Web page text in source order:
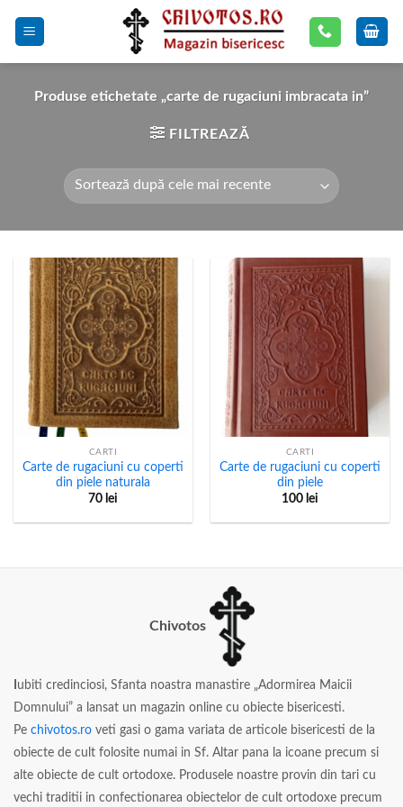
Produse etichetate „carte de rugaciuni imbracata in”
FILTREAZĂ
CARTI
Carte de rugaciuni cu coperti
din piele naturala
70 lei
CARTI
Carte de rugaciuni cu coperti
din piele
100 lei
Chivotos
ubiti credinciosi, Sfanta noastra manastire „Adormirea Maicii
Domnului” a lansat un magazin online cu obiecte bisericesti.
Pe chivotos.ro veti gasi o gama variata de articole bisericesti de la
obiecte de cult folosite numai in Sf. Altar pana la icoane precum si
alte obiecte de cult ortodoxe. Produsele noastre provin din tari cu
vechi traditii in confectionarea obiectelor de cult ortodoxe precum